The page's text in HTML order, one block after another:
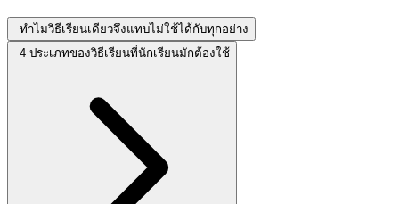
ทำไมวิธีเรียนเดียวจึงแทบไม่ใช้ได้กับทุกอย่าง
4 ประเภทของวิธีเรียนที่นักเรียนมักต้องใช้